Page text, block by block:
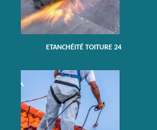
ETANCHÉITÉ TOITURE 24